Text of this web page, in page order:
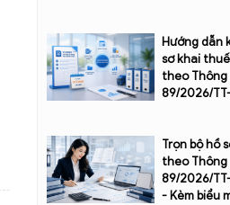
Hướng dẫn
sơ khai
theo
89/2026/
Trọn bộ hồ
theo
89/2026/
- Kèm biểu